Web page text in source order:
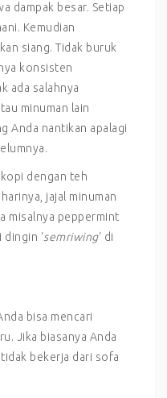
dampak besar. Setiap
Kemudian
siang. Tidak buruk
konsisten
ada salahnya
minuman lain
Anda nantikan apalagi
dengan teh
jajal minuman
misalnya peppermint
dingin ‘semriwing‘ di
Anda bisa mencari
Jika biasanya Anda
bekerja dari sofa